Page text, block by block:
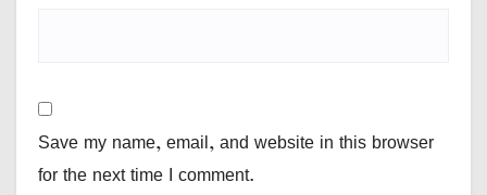
Save my name, email, and website in this browser
for the next time I comment.